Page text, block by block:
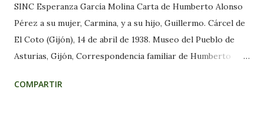
SINC Esperanza García Molina Carta de Humberto Alonso
Pérez a su mujer, Carmina, y a su hijo, Guillermo. Cárcel de
El Coto (Gijón), 14 de abril de 1938. Museo del Pueblo de
Asturias, Gijón, Correspondencia familiar de Humberto
franquismo el 28 de mayo de 1938, a los 26 años. Una
COMPARTIR